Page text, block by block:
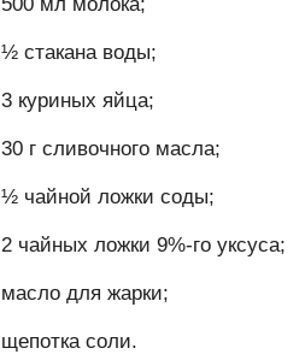
500 мл молока;
½ стакана воды;
3 куриных яйца;
30 г сливочного масла;
½ чайной ложки соды;
2 чайных ложки 9%-го уксуса;
масло для жарки;
щепотка соли.